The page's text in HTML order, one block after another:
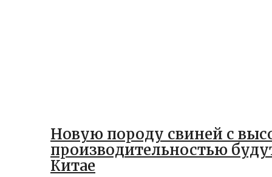
Новую породу свиней с
производительностью
Китае